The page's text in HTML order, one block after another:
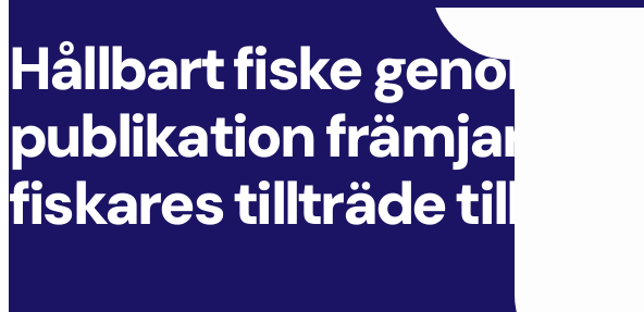
Hållbart fiske genom
publikation främjar
fiskares tillträde till